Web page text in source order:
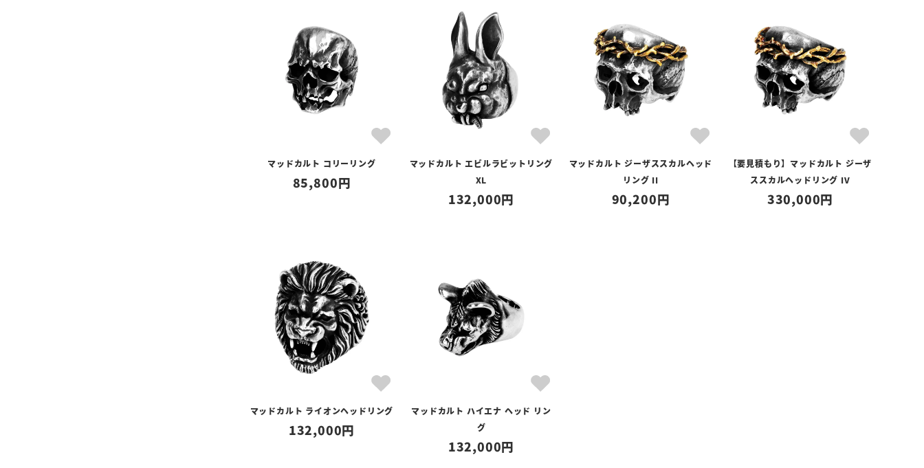
マッドカルト コリーリング
85,800
マッドカルト エビルラビットリング
XL
132,000
マッドカルト ジーザススカルヘッド
リング II
90,200
【要見積もり】マッドカルト ジーザ
ススカルヘッドリング IV
330,000
マッドカルト ライオンヘッドリング
132,000
マッドカルト ハイエナ ヘッド リン
グ
132,000